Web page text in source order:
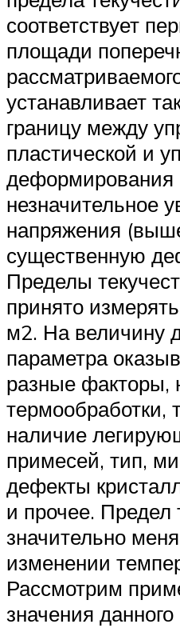
соответствует
площади
устанавливает
границу между
пластической и
деформирования
незначительное
напряжения
существенную
Пределы
принято
м2. На величину
параметра
разные факторы,
термообработки,
наличие
примесей, тип,
дефекты
и прочее. Предел
значительно
изменении
Рассмотрим
значения